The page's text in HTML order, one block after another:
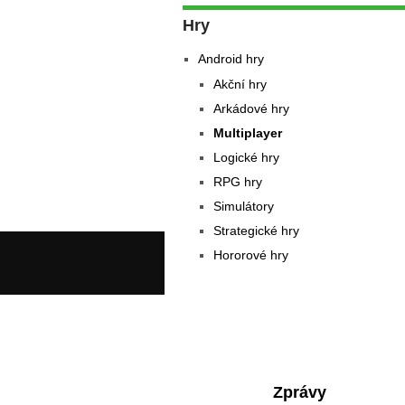
Hry
Android hry
Akční hry
Arkádové hry
Multiplayer
Logické hry
RPG hry
Simulátory
Strategické hry
Hororové hry
Zprávy